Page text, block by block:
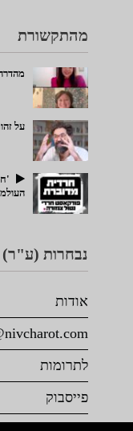
מהתקשורת
מהדרה
על
נבחרות (ע"ר)
אודות
לתרומות
פייסבוק